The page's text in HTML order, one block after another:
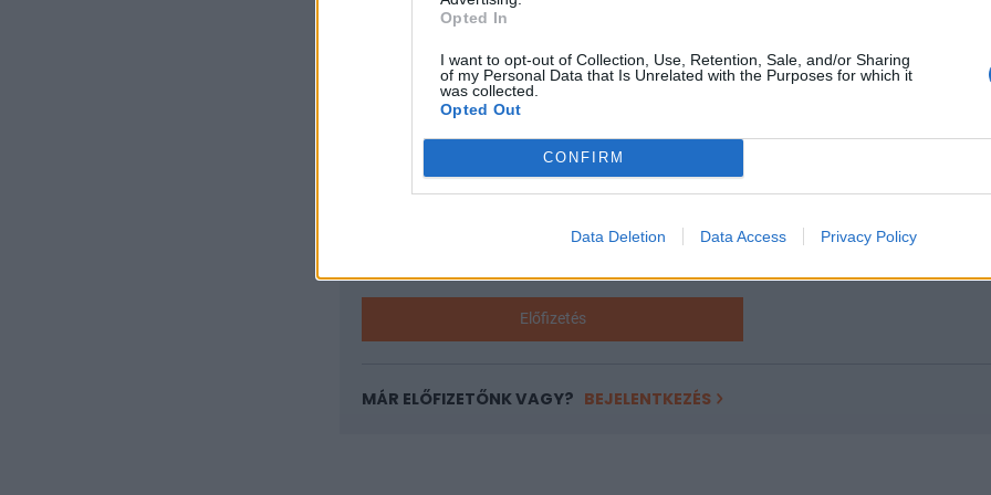
Opted In
I want to opt-out of Collection, Use, Retention, Sale, and/or Sharing
of my Personal Data that Is Unrelated with the Purposes for which it
was collected.
Opted Out
CONFIRM
Data Deletion Data Access Privacy Policy
KEDVES OLVASÓNK!
A keresett cikk a portfolio.hu hírarchívumához tartozik, melynek olvasása
regisztrációhoz kötött.
Az előfizetés a következőket tartalmazza:
Kötéslisták: BÉT elmúlt 2 év napon belüli
Előfizetés
MÁR ELŐFIZETŐNK VAGY? BEJELENTKEZÉS